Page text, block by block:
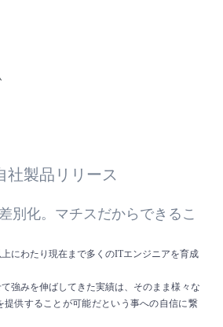
製品リリース
別化。マチスだからできるこ
にわたり現在まで多くのITエンジニアを育成
強みを伸ばしてきた実績は、そのまま様々な
提供することが可能だという事への自信に繋